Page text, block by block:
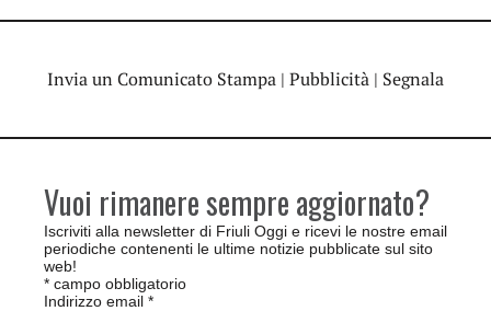
Invia un Comunicato Stampa | Pubblicità | Segnala
Vuoi rimanere sempre aggiornato?
Iscriviti alla newsletter di Friuli Oggi e ricevi le nostre email
periodiche contenenti le ultime notizie pubblicate sul sito
web!
* campo obbligatorio
Indirizzo email *